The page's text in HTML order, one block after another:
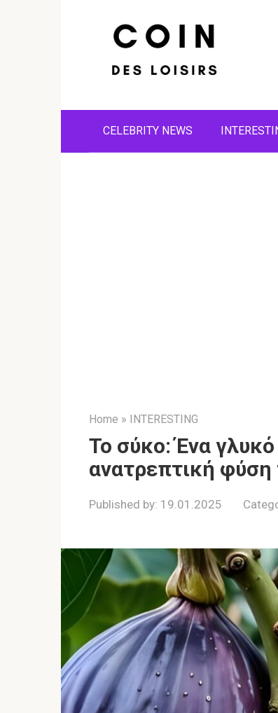
CELEBRITY NEWS
Home » INTERESTING
Το σύκο: Ένα
ανατρεπτική φύση
Published by: 19.01.2025